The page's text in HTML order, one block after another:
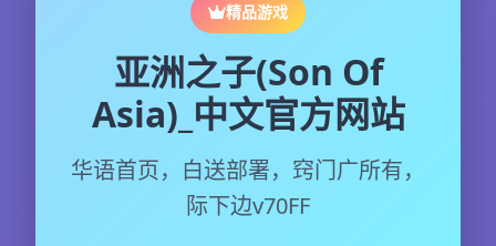
精品游戏
亚洲之子(Son Of
Asia)_中文官方网站
华语首页，白送部署，窍门广所有，
际下边v70FF